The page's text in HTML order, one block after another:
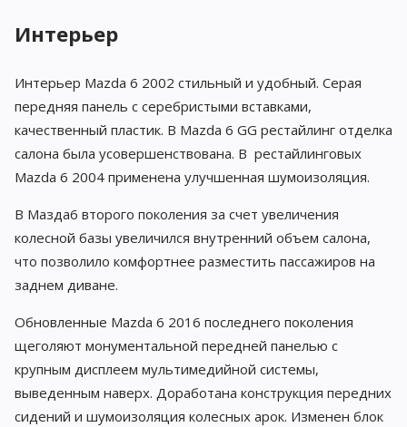
Интерьер
Интерьер Mazda 6 2002 стильный и удобный. Серая
передняя панель с серебристыми вставками,
качественный пластик. В Mazda 6 GG рестайлинг отделка
салона была усовершенствована. В рестайлинговых
Mazda 6 2004 применена улучшенная шумоизоляция.
В Мазда6 второго поколения за счет увеличения
колесной базы увеличился внутренний объем салона,
что позволило комфортнее разместить пассажиров на
заднем диване.
Обновленные Mazda 6 2016 последнего поколения
щеголяют монументальной передней панелью с
крупным дисплеем мультимедийной системы,
выведенным наверх. Доработана конструкция передних
сидений и шумоизоляция колесных арок. Изменен блок